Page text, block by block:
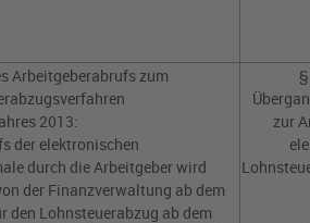
Arbeitgeberabrufs zum
2013:
der elektronischen
durch die Arbeitgeber wird
der Finanzverwaltung ab dem
den Lohnsteuerabzug ab dem
zur